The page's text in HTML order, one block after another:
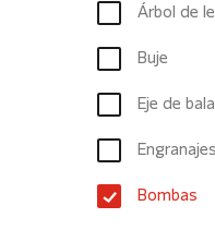
Árbol de
Buje
Eje de
Engranajes
Bombas